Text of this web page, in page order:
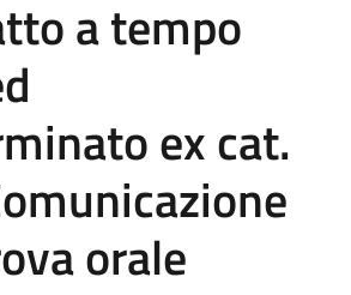
a tempo
ex cat.
orale